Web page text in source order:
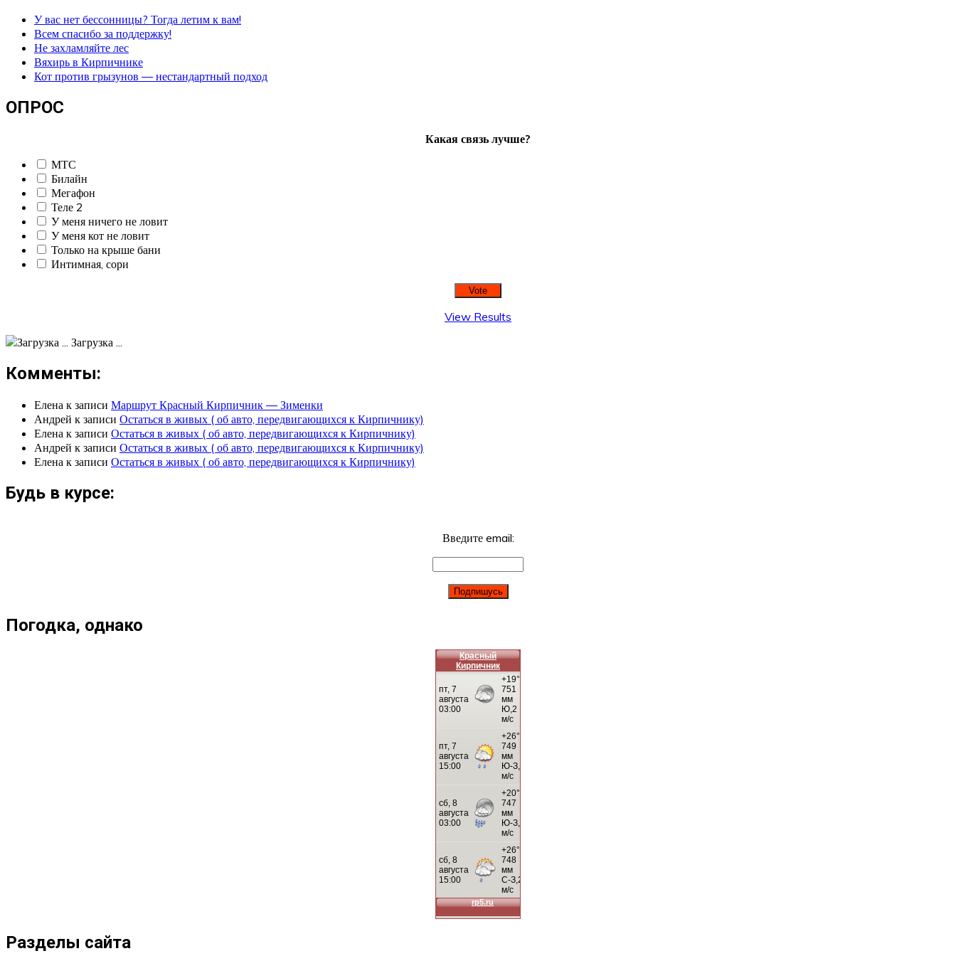
У вас нет бессонницы? Тогда летим к вам!
Всем спасибо за поддержку!
Не захламляйте лес
Вяхирь в Кирпичнике
Кот против грызунов — нестандартный подход
ОПРОС
Какая связь лучше?
МТС
Билайн
Мегафон
Теле 2
У меня ничего не ловит
У меня кот не ловит
Только на крыше бани
Интимная, сори
View Results
Загрузка ...
Комменты:
Елена к записи Маршрут Красный Кирпичник — Зименки
Андрей к записи Остаться в живых ( об авто, передвигающихся к Кирпичнику)
Елена к записи Остаться в живых ( об авто, передвигающихся к Кирпичнику)
Андрей к записи Остаться в живых ( об авто, передвигающихся к Кирпичнику)
Елена к записи Остаться в живых ( об авто, передвигающихся к Кирпичнику)
Будь в курсе:
Введите email:
Погодка, однако
Красный
Кирпичник
Разделы сайта